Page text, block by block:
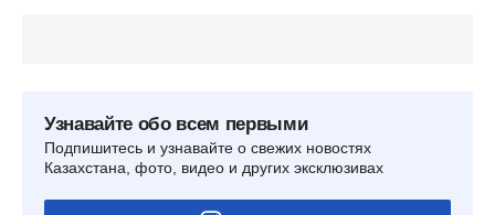
Узнавайте обо всем первыми
Подпишитесь и узнавайте о свежих новостях
Казахстана, фото, видео и других эксклюзивах